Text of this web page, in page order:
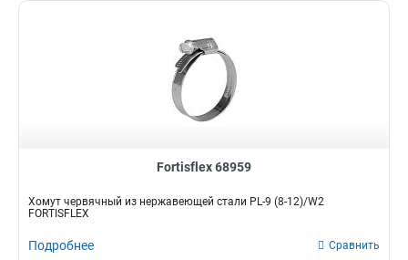
Fortisflex 68959
Хомут червячный из нержавеющей стали PL-9 (8-12)/W2
FORTISFLEX
Подробнее Сравнить